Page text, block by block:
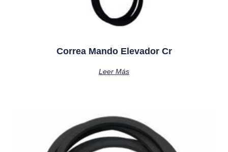
Correa Mando Elevador Cr
Leer Más